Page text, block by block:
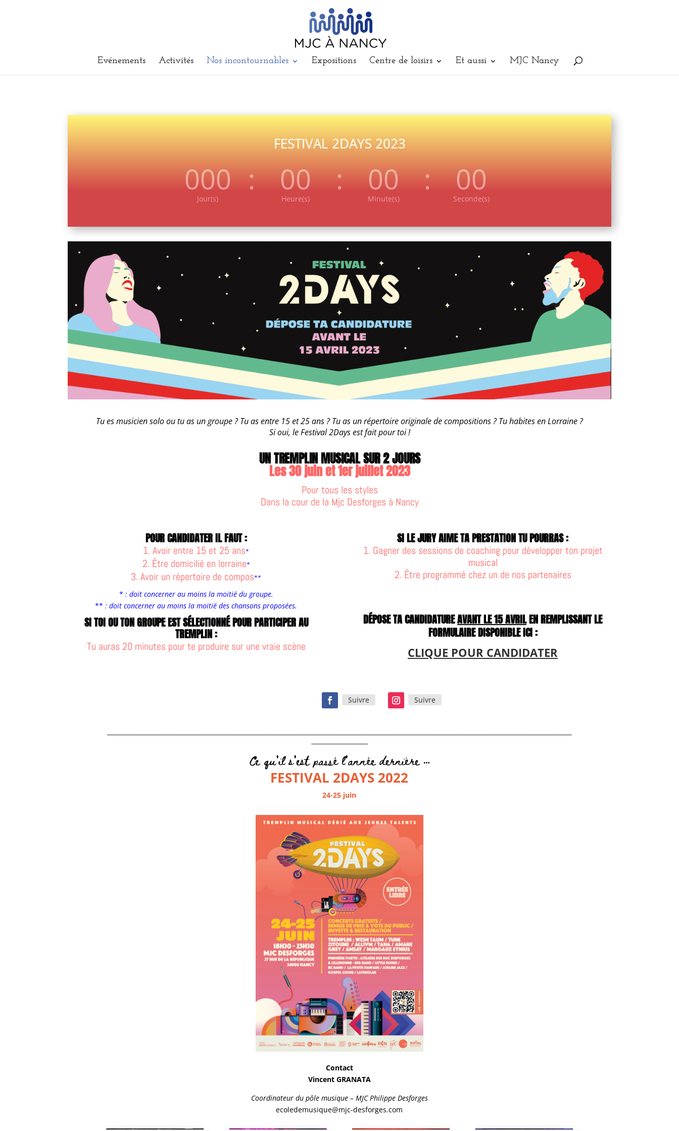
Evénements Activités Nos incontournables Expositions Centre de loisirs Et aussi MJC Nancy
FESTIVAL 2DAYS 2023
000
Jour(s)
: 00
Heure(s)
: 00
Minute(s)
: 00
Seconde(s)
Tu es musicien solo ou tu as un groupe ? Tu as entre 15 et 25 ans ? Tu as un répertoire originale de compositions ? Tu habites en Lorraine ?
Si oui, le Festival 2Days est fait pour toi !
UN TREMPLIN MUSICAL SUR 2 JOURS
Les 30 juin et 1er juillet 2023
Pour tous les styles
Dans la cour de la Mjc Desforges à Nancy
POUR CANDIDATER IL FAUT :
1. Avoir entre 15 et 25 ans*
2. Être domicilié en lorraine*
3. Avoir un répertoire de compos**
* : doit concerner au moins la moitié du groupe.
** : doit concerner au moins la moitié des chansons proposées.
SI TOI OU TON GROUPE EST SÉLECTIONNÉ POUR PARTICIPER AU
TREMPLIN :
Tu auras 20 minutes pour te produire sur une vraie scène
SI LE JURY AIME TA PRESTATION TU POURRAS :
1. Gagner des sessions de coaching pour développer ton projet
musical
2. Être programmé chez un de nos partenaires
DÉPOSE TA CANDIDATUREAVANT LE 15 AVRILEN REMPLISSANT LE
FORMULAIRE DISPONIBLE ICI :
CLIQUE POUR CANDIDATER
Suivre Suivre
______________
Ce qu’il s’est passé l’année dernière …
FESTIVAL 2DAYS 2022
24-25 juin
Contact
Vincent GRANATA
Coordinateur du pôle musique – MJC Philippe Desforges
ecoledemusique@mjc-desforges.com